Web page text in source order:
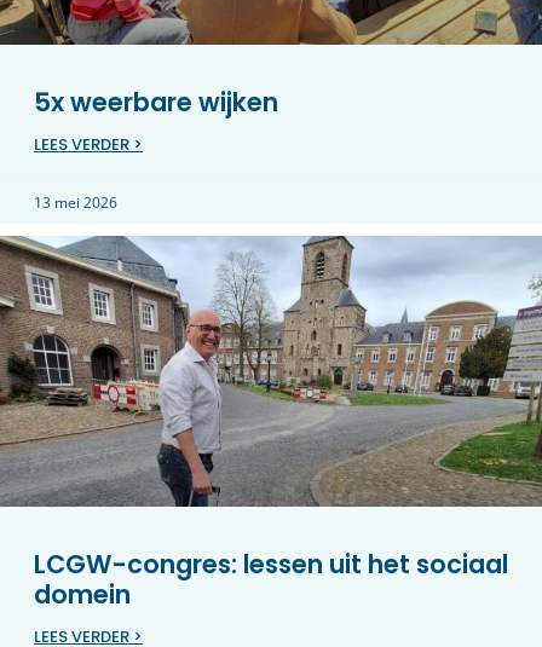
5x weerbare wijken
LEES VERDER >
13 mei 2026
LCGW-congres: lessen uit het sociaal
domein
LEES VERDER >